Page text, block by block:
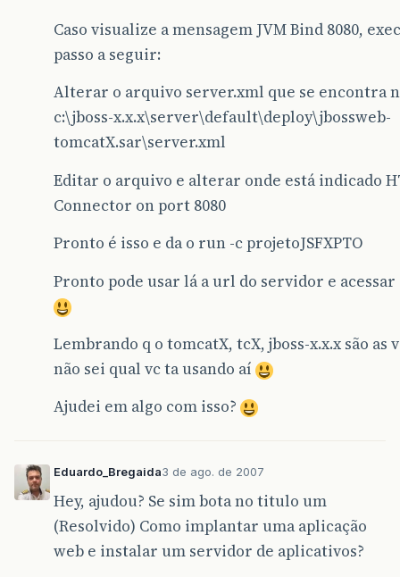
Caso visualize a mensagem JVM Bind 8080,
passo a seguir:
Alterar o arquivo server.xml que se encontra
c:\jboss-x.x.x\server\default\deploy\jbossweb-
tomcatX.sar\server.xml
Editar o arquivo e alterar onde está indicado
Connector on port 8080
Pronto é isso e da o run -c projetoJSFXPTO
Pronto pode usar lá a url do servidor e
Lembrando q o tomcatX, tcX, jboss-x.x.x são as
não sei qual vc ta usando aí
Ajudei em algo com isso?
Eduardo_Bregaida3 de ago. de 2007
Hey, ajudou? Se sim bota no titulo um
(Resolvido) Como implantar uma aplicação
web e instalar um servidor de aplicativos?